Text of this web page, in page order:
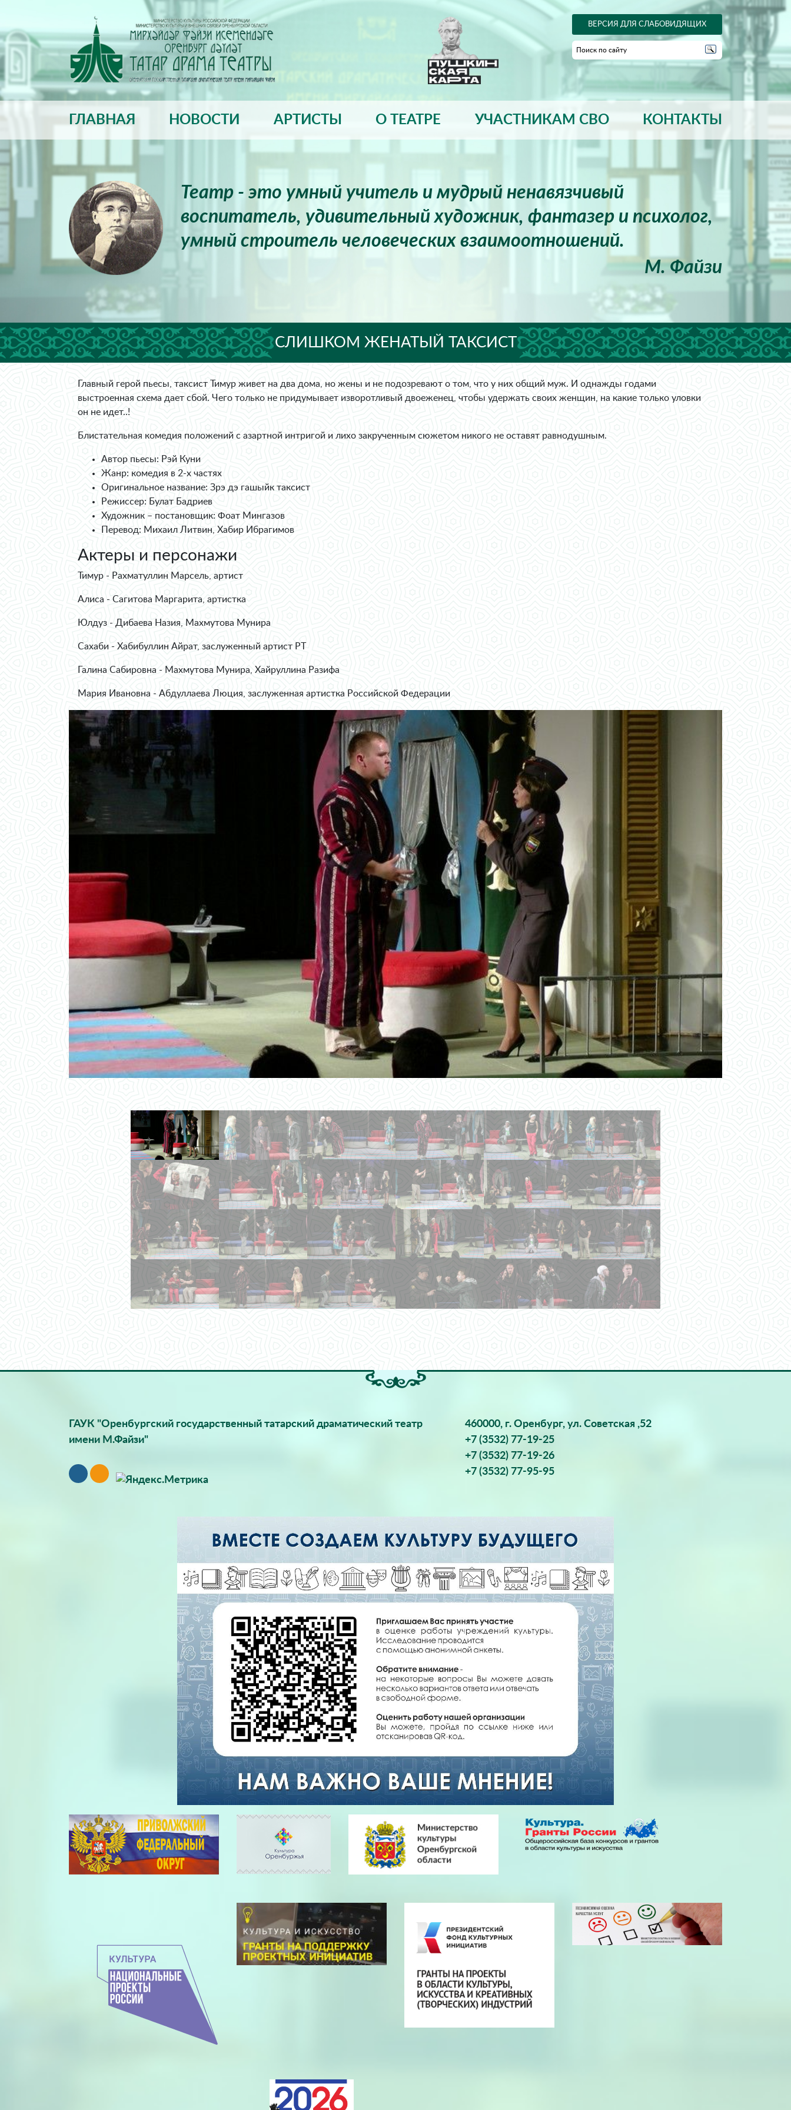
ВЕРСИЯ ДЛЯ СЛАБОВИДЯЩИХ
ГЛАВНАЯ НОВОСТИ АРТИСТЫ О ТЕАТРЕ УЧАСТНИКАМ СВО КОНТАКТЫ
Театр - это умный учитель и мудрый ненавязчивый
воспитатель, удивительный художник, фантазер и психолог,
умный строитель человеческих взаимоотношений.
М. Файзи
СЛИШКОМ ЖЕНАТЫЙ ТАКСИСТ
Главный герой пьесы, таксист Тимур живет на два дома, но жены и не подозревают о том, что у них общий муж. И однажды годами
выстроенная схема дает сбой. Чего только не придумывает изворотливый двоеженец, чтобы удержать своих женщин, на какие только уловки
он не идет..!
Блистательная комедия положений с азартной интригой и лихо закрученным сюжетом никого не оставят равнодушным.
Автор пьесы: Рэй Куни
Жанр: комедия в 2-х частях
Оригинальное название: Зрэ дэ гашыйк таксист
Режиссер: Булат Бадриев
Художник – постановщик: Фоат Мингазов
Перевод: Михаил Литвин, Хабир Ибрагимов
Актеры и персонажи
Тимур - Рахматуллин Марсель, артист
Алиса - Сагитова Маргарита, артистка
Юлдуз - Дибаева Назия, Махмутова Мунира
Сахаби - Хабибуллин Айрат, заслуженный артист РТ
Галина Сабировна - Махмутова Мунира, Хайруллина Разифа
Мария Ивановна - Абдуллаева Люция, заслуженная артистка Российской Федерации
ГАУК "Оренбургский государственный татарский драматический театр
имени М.Файзи"
460000, г. Оренбург, ул. Советская ,52
+7 (3532) 77-19-25
+7 (3532) 77-19-26
+7 (3532) 77-95-95